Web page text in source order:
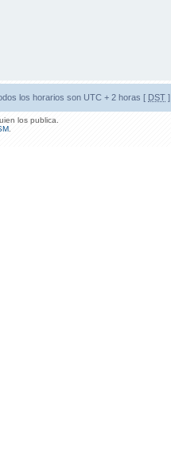
los horarios son UTC + 2 horas [ DST ]
los publica.